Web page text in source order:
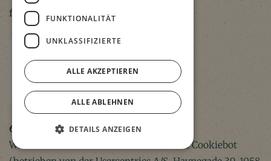
finden Siehier.
6.5 Cookiebot
Wir nutzen auf unserer Website das Tool Cookiebot
FUNKTIONALITÄT
UNKLASSIFIZIERTE
ALLE AKZEPTIEREN
ALLE ABLEHNEN
DETAILS ANZEIGEN